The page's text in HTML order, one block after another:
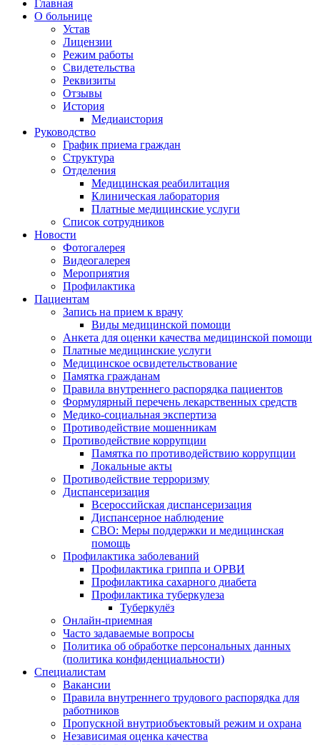
Главная
О больнице
Устав
Лицензии
Режим работы
Свидетельства
Реквизиты
Отзывы
История
Медиаистория
Руководство
График приема граждан
Структура
Отделения
Медицинская реабилитация
Клиническая лаборатория
Платные медицинские услуги
Список сотрудников
Новости
Фотогалерея
Видеогалерея
Мероприятия
Профилактика
Пациентам
Запись на прием к врачу
Виды медицинской помощи
Анкета для оценки качества медицинской помощи
Платные медицинские услуги
Медицинское освидетельствование
Памятка гражданам
Правила внутреннего распорядка пациентов
Формулярный перечень лекарственных средств
Медико-социальная экспертиза
Противодействие мошенникам
Противодействие коррупции
Памятка по противодействию коррупции
Локальные акты
Противодействие терроризму
Диспансеризация
Всероссийская диспансеризация
Диспансерное наблюдение
СВО: Меры поддержки и медицинская
помощь
Профилактика заболеваний
Профилактика гриппа и ОРВИ
Профилактика сахарного диабета
Профилактика туберкулеза
Туберкулёз
Онлайн-приемная
Часто задаваемые вопросы
Политика об обработке персональных данных
(политика конфиденциальности)
Специалистам
Вакансии
Правила внутреннего трудового распорядка для
работников
Пропускной внутриобъектовый режим и охрана
Независимая оценка качества